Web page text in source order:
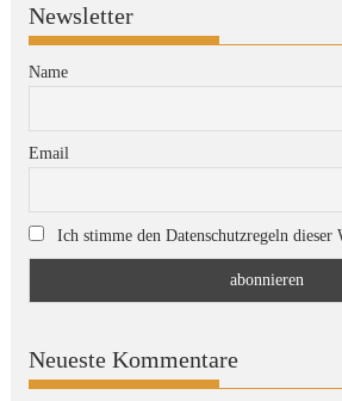
Newsletter
Name
Email
Ich stimme den Datenschutzregeln dieser
Neueste Kommentare